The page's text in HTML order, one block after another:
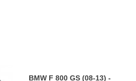
BMW F 800 GS (08-13) -